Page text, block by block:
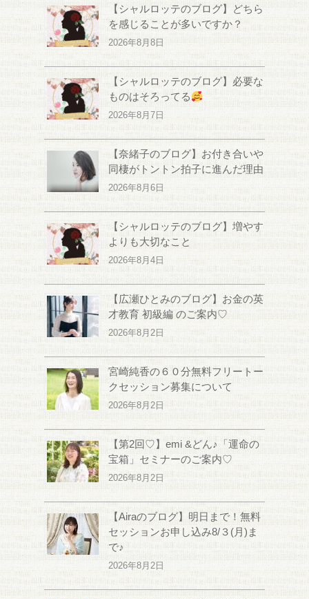
【シャルロッテのブログ】どちら
を感じることが多いですか？
2026年8月8日
【シャルロッテのブログ】必要な
ものはそろってる
2026年8月7日
【奈緒子のブログ】お付き合いや
同棲がトントン拍子に進んだ理由
2026年8月6日
【シャルロッテのブログ】増やす
よりも大切なこと
2026年8月4日
【広瀬ひとみのブログ】お金の英
才教育 初級編 のご案内♡
2026年8月2日
宮崎純香の６０分無料フリートー
クセッション募集について
2026年8月2日
【第2回♡】emi &どん♪「運命の
宝箱」セミナーのご案内♡
2026年8月2日
【Airaのブログ】明日まで！無料
セッションお申し込み8/３(月)ま
で♪
2026年8月2日